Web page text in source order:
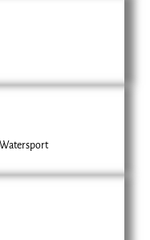
Watersport